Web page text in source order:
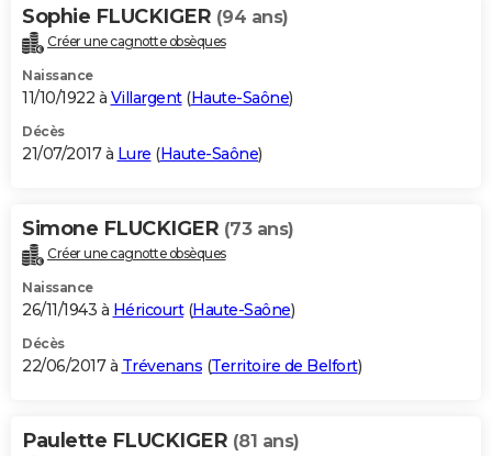
Sophie FLUCKIGER (94 ans)
Créer une cagnotte obsèques
Naissance
11/10/1922 à Villargent(Haute-Saône)
Décès
21/07/2017 à Lure (Haute-Saône)
Simone FLUCKIGER (73 ans)
Créer une cagnotte obsèques
Naissance
26/11/1943 à Héricourt(Haute-Saône)
Décès
22/06/2017 à Trévenans (Territoire de Belfort)
Paulette FLUCKIGER (81 ans)